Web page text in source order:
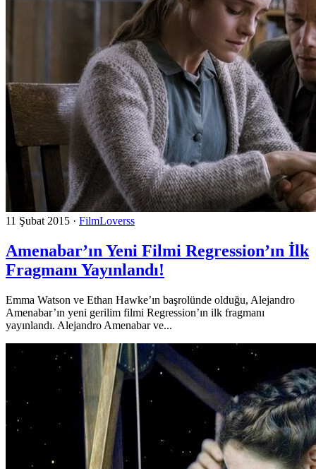
11 Şubat 2015 · FilmLoverss
Amenabar’ın Yeni Filmi Regression’ın İlk
Fragmanı Yayınlandı!
Emma Watson ve Ethan Hawke’ın başrolünde olduğu, Alejandro
Amenabar’ın yeni gerilim filmi Regression’ın ilk fragmanı
yayınlandı. Alejandro Amenabar ve...